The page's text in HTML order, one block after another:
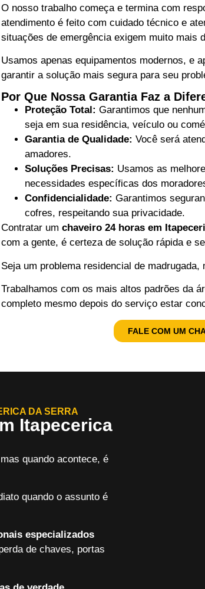
O nosso trabalho começa e termina com
atendimento é feito com cuidado técnico e
situações de emergência exigem muito mais
Usamos apenas equipamentos modernos, e
garantir a solução mais segura para seu
Por Que Nossa Garantia Faz a
Proteção Total: Garantimos que
seja em sua residência, veículo ou
Garantia de Qualidade: Você será
amadores.
Soluções Precisas: Usamos as
necessidades específicas dos
Confidencialidade: Garantimos
cofres, respeitando sua privacidade.
Contratar um chaveiro 24 horas em
com a gente, é certeza de solução rápida e
Seja um problema residencial de
Trabalhamos com os mais altos padrões da
completo mesmo depois do serviço estar
FALE COM UM
DA SERRA
Itapecerica
quando acontece, é
quando o assunto é
especializados
de chaves, portas